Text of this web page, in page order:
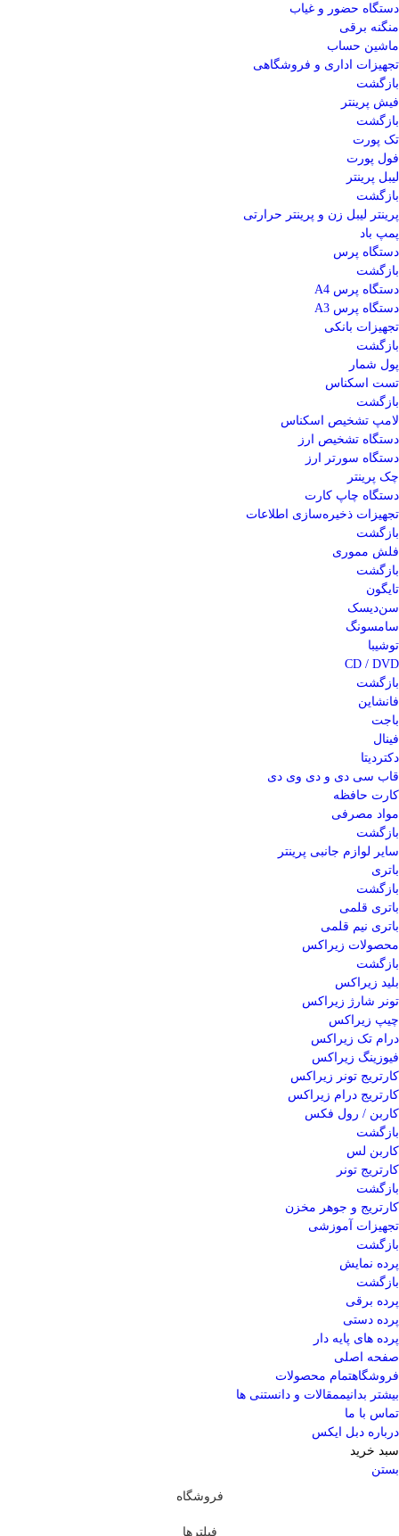
دستگاه حضور و غیاب
منگنه برقی
ماشین حساب
تجهیزات اداری و فروشگاهی
بازگشت
فیش پرینتر
بازگشت
تک پورت
فول پورت
لیبل پرینتر
بازگشت
پرینتر لیبل زن و پرینتر حرارتی
پمپ باد
دستگاه پرس
بازگشت
دستگاه پرس A4
دستگاه پرس A3
تجهیزات بانکی
بازگشت
پول شمار
تست اسکناس
بازگشت
لامپ تشخیص اسکناس
دستگاه تشخیص ارز
دستگاه سورتر ارز
چک پرینتر
دستگاه چاپ کارت
تجهیزات ذخیره‌سازی اطلاعات
بازگشت
فلش مموری
بازگشت
تایگون
سن‌دیسک
سامسونگ
توشیبا
CD / DVD
بازگشت
فانشاین
باجت
فینال
دکتردیتا
قاب سی دی و دی وی دی
کارت حافظه
مواد مصرفی
بازگشت
سایر لوازم جانبی پرینتر
باتری
بازگشت
باتری قلمی
باتری نیم قلمی
محصولات زیراکس
بازگشت
بلید زیراکس
تونر شارژ زیراکس
چیپ زیراکس
درام تک زیراکس
فیوزینگ زیراکس
کارتریج تونر زیراکس
کارتریج درام زیراکس
کاربن / رول فکس
بازگشت
کاربن لس
کارتریج تونر
بازگشت
کارتریج و جوهر مخزن
تجهیزات آموزشی
بازگشت
پرده نمایش
بازگشت
پرده برقی
پرده دستی
پرده های پایه دار
صفحه اصلی
فروشگاهتمام محصولات
بیشتر بدانیممقالات و دانستنی ها
تماس با ما
درباره دبل ایکس
سبد خرید
بستن
فروشگاه
فیلترها